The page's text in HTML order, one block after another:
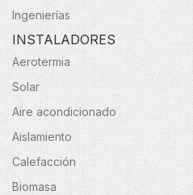
Ingenierías
INSTALADORES
Aerotermia
Solar
Aire acondicionado
Aislamiento
Calefacción
Biomasa